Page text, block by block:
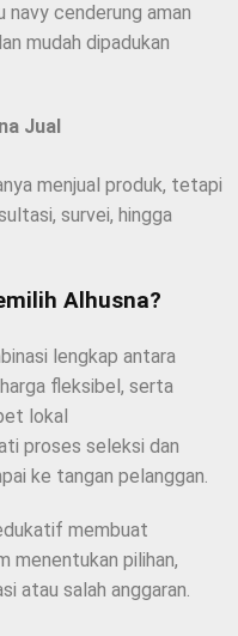
navy cenderung aman
mudah dipadukan
Jual
menjual produk, tetapi
survei, hingga
Alhusna?
lengkap antara
fleksibel, serta
lokal
proses seleksi dan
ke tangan pelanggan.
membuat
menentukan pilihan,
atau salah anggaran.